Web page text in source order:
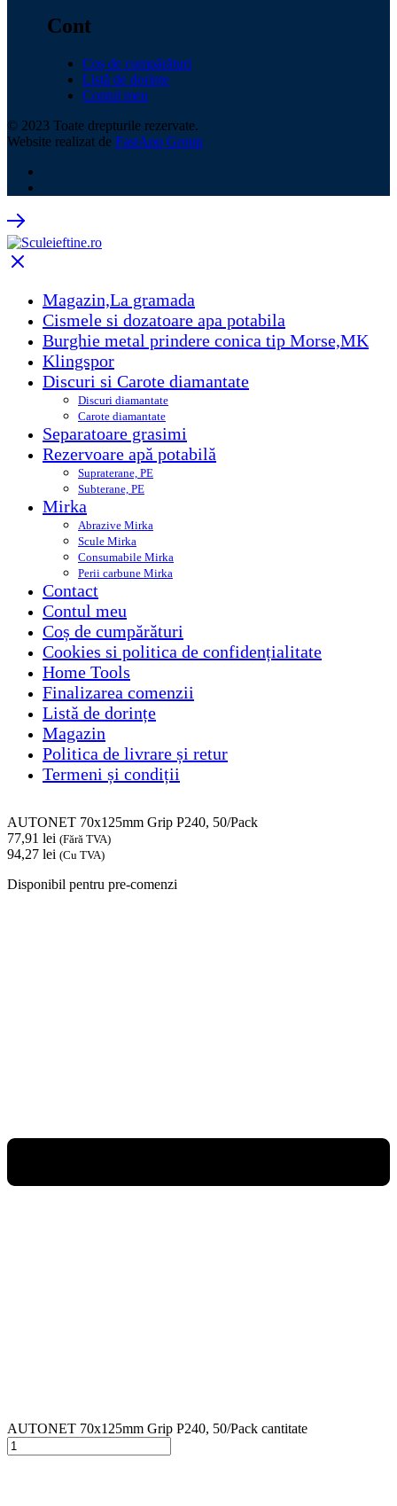
Cont
Coș de cumpărături
Listă de dorințe
Contul meu
© 2023 Toate drepturile rezervate.
Website realizat de FastApp Group
Magazin,La gramada
Cismele si dozatoare apa potabila
Burghie metal prindere conica tip Morse,MK
Klingspor
Discuri si Carote diamantate
Discuri diamantate
Carote diamantate
Separatoare grasimi
Rezervoare apă potabilă
Supraterane, PE
Subterane, PE
Mirka
Abrazive Mirka
Scule Mirka
Consumabile Mirka
Perii carbune Mirka
Contact
Contul meu
Coș de cumpărături
Cookies si politica de confidențialitate
Home Tools
Finalizarea comenzii
Listă de dorințe
Magazin
Politica de livrare și retur
Termeni și condiții
AUTONET 70x125mm Grip P240, 50/Pack
77,91 lei (Fără TVA)
94,27 lei (Cu TVA)
Disponibil pentru pre-comenzi
AUTONET 70x125mm Grip P240, 50/Pack cantitate